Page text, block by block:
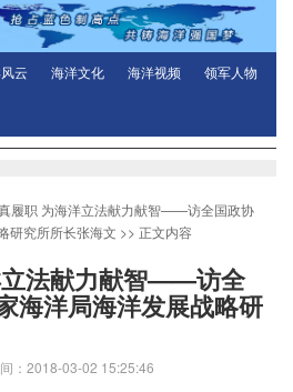
云 海洋文化 海洋视频 领军人物
履职 为海洋立法献力献智——访全国政协
研究所所长张海文 >> 正文内容
立法献力献智——访全
海洋局海洋发展战略研
2018-03-02 15:25:46